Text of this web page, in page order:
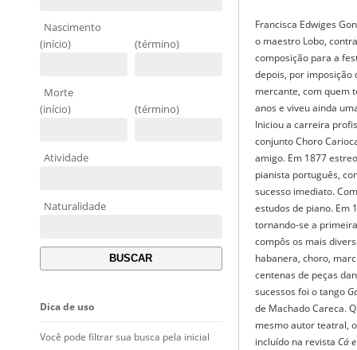
Nascimento
(início)
(término)
Morte
(início)
(término)
Atividade
Naturalidade
Dica de uso
Você pode filtrar sua busca pela inicial
Francisca Edwiges
o maestro Lobo,
composição para a
depois, por imposição
mercante, com quem
anos e viveu ainda
Iniciou a carreira
conjunto Choro
amigo. Em 1877
pianista português,
sucesso imediato.
estudos de piano. Em
tornando-se a
compôs os mais
habanera, choro,
centenas de peças
sucessos foi o tango
de Machado Careca.
mesmo autor teatral,
incluído na revista Cá